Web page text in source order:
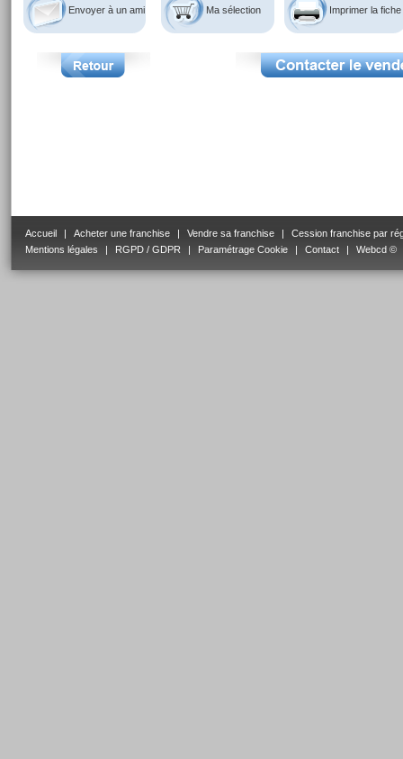
Envoyer à un ami Ma sélection Imprimer la fiche
Accueil | Acheter une franchise | Vendre sa franchise |
Cession franchise par
Mentions légales
| RGPD / GDPR | Paramétrage Cookie | Contact | Webcd ©